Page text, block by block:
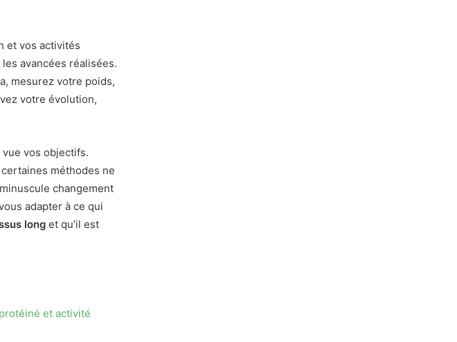
et vos activités
avancées réalisées.
mesurez votre poids,
votre évolution,
vos objectifs.
méthodes ne
changement
adapter à ce qui
long et qu’il est
et activité